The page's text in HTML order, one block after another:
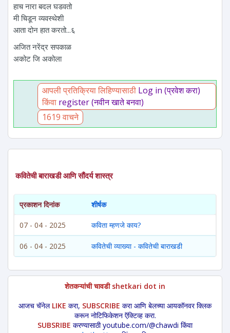
हाच नारा बदल घडवतो
मी चिडून व्यवस्थेशी
आता दोन हात करतो...६
अजित नरेंद्र सपकाळ
अकोट जि अकोला
आपली प्रतिक्रिया लिहिण्यासाठी Log in (प्रवेश करा)
किंवा register (नवीन खाते बनवा)
1619 वाचने
कवितेची बाराखडी आणि सौंदर्य शास्त्र
प्रकाशन दिनांक शीर्षक
07 - 04 - 2025 कविता म्हणजे काय?
06 - 04 - 2025 कवितेची व्याख्या - कवितेची बाराखडी
शेतकऱ्यांची चावडी shetkari dot in
आजच चॅनेल LIKE करा, SUBSCRIBE करा आणि बेलच्या आयकॉनवर क्लिक
करून नोटिफिकेशन ऍक्टिव्ह करा.
SUBSRIBE करण्यासाठी youtube.com/@chawdi किंवा